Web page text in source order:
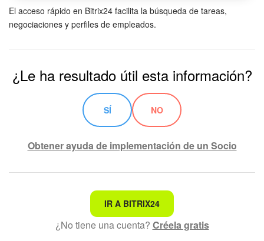
Bitrix24 Market
Sitios web
Tienda Online
CRM + Online store
Base de conocimientos
Firma electrónica
El acceso rápido en Bitrix24 facilita la búsqueda de tareas,
negociaciones y perfiles de empleados.
¿Le ha resultado útil esta información?
SÍ NO
Obtener ayuda de implementación de un Socio
No es lo que estoy buscando
Texto complicado e incomprensible
IR A BITRIX24
¿No tiene una cuenta? Créela gratis